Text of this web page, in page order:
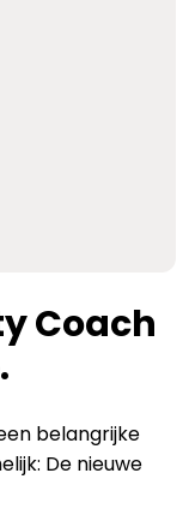
Coach
belangrijke
De nieuwe